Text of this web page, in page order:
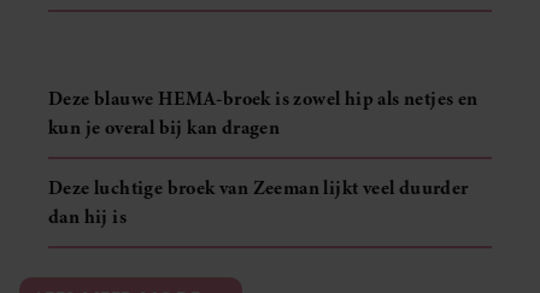
Deze blauwe HEMA-broek is zowel hip als netjes en
kun je overal bij kan dragen
Deze luchtige broek van Zeeman lijkt veel duurder
dan hij is